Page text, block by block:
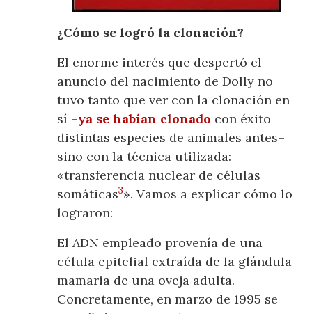
¿Cómo se logró la clonación?
El enorme interés que despertó el
anuncio del nacimiento de Dolly no
tuvo tanto que ver con la clonación en
sí –ya se habían clonado con éxito
distintas especies de animales antes–
sino con la técnica utilizada:
«transferencia nuclear de células
somáticas3». Vamos a explicar cómo lo
lograron:
El ADN empleado provenía de una
célula epitelial extraída de la glándula
mamaria de una oveja adulta.
Concretamente, en marzo de 1995 se